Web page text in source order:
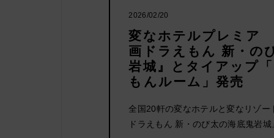
2026/02/20
変なホテルプレミ
画ドラえもん 新・の
岩城』とタイアップ
もんルーム」発売
全国20軒の変なホテルと変なリゾー
ドラえもん 新・のび太の海底鬼岩